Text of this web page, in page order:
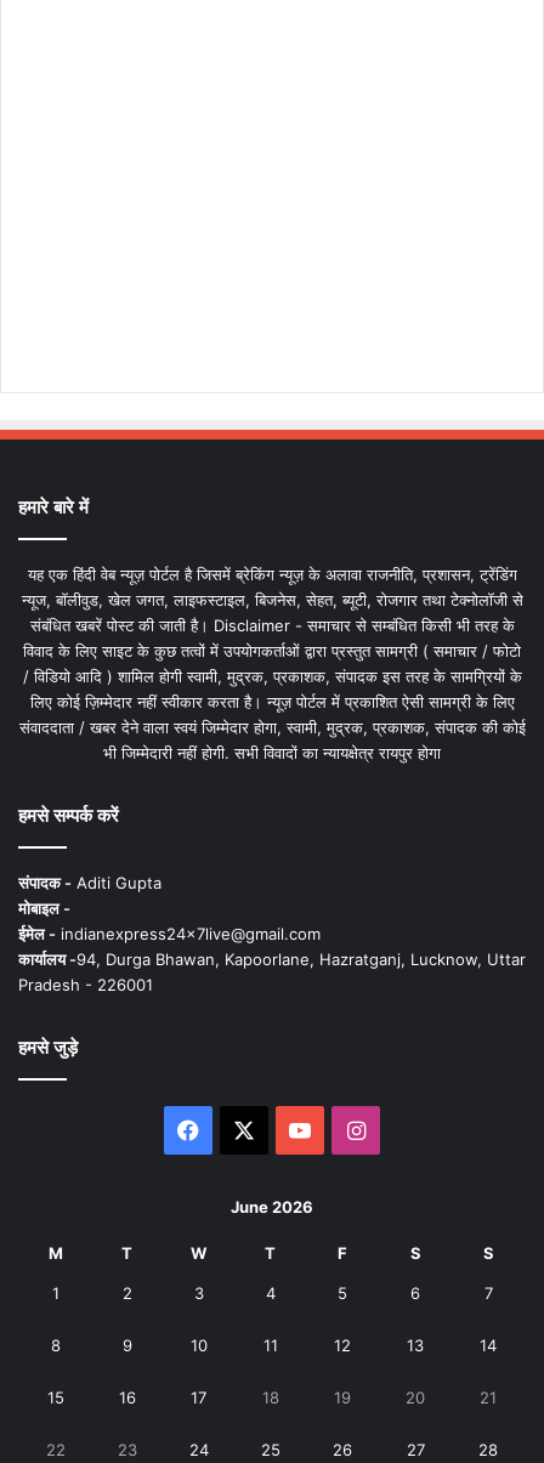
हमारे बारे में
यह एक हिंदी वेब न्यूज़ पोर्टल है जिसमें ब्रेकिंग न्यूज़ के अलावा राजनीति, प्रशासन, ट्रेंडिंग
न्यूज, बॉलीवुड, खेल जगत, लाइफस्टाइल, बिजनेस, सेहत, ब्यूटी, रोजगार तथा टेक्नोलॉजी से
संबंधित खबरें पोस्ट की जाती है। Disclaimer - समाचार से सम्बंधित किसी भी तरह के
विवाद के लिए साइट के कुछ तत्वों में उपयोगकर्ताओं द्वारा प्रस्तुत सामग्री ( समाचार / फोटो
/ विडियो आदि ) शामिल होगी स्वामी, मुद्रक, प्रकाशक, संपादक इस तरह के सामग्रियों के
लिए कोई ज़िम्मेदार नहीं स्वीकार करता है। न्यूज़ पोर्टल में प्रकाशित ऐसी सामग्री के लिए
संवाददाता / खबर देने वाला स्वयं जिम्मेदार होगा, स्वामी, मुद्रक, प्रकाशक, संपादक की कोई
भी जिम्मेदारी नहीं होगी. सभी विवादों का न्यायक्षेत्र रायपुर होगा
हमसे सम्पर्क करें
संपादक - Aditi Gupta
मोबाइल -
ईमेल - indianexpress24x7live@gmail.com
कार्यालय -94, Durga Bhawan, Kapoorlane, Hazratganj, Lucknow, Uttar
Pradesh - 226001
हमसे जुड़े
Facebook YouTubeInstagram
June 2026
M T W T F S S
1 2 3 4 5 6 7
8 9 10 11 12 13 14
15 16 17 18 19 20 21
22 23 24 25 26 27 28